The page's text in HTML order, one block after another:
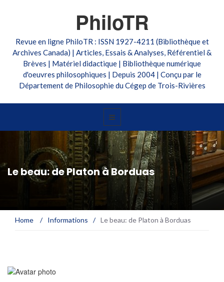
PhiloTR
Revue en ligne PhiloTR : ISSN 1927-4211 (Bibliothèque et
Archives Canada) | Articles, Essais & Analyses, Référentiel &
Brèves | Matériel didactique | Bibliothèque numérique
d'oeuvres philosophiques | Depuis 2004 | Conçu par le
Département de Philosophie du Cégep de Trois-Rivières
Le beau: de Platon à Borduas
Home / Informations / Le beau: de Platon à Borduas